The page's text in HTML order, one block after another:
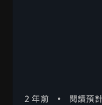
2 年前 • 閱讀預